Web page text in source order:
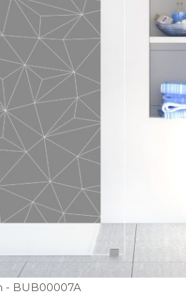
- BUB00007A